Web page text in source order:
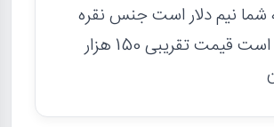
نیم دلار است جنس نقره
400 است قیمت تقریبی 150 هزار